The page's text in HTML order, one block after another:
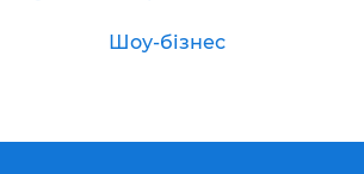
Шоу-бізнес